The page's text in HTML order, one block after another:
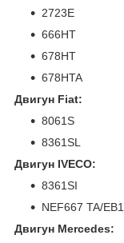
2723E
666HT
678HT
678HTA
Двигун Fiat:
8061S
8361SL
Двигун IVECO:
8361SI
NEF667 TA/EB1
Двигун Mercedes: